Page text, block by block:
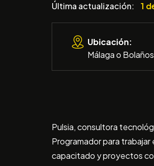
Última actualización 1
Ubicación:
Málaga o
Pulsia, consultora
Programador para
capacitado y proyectos